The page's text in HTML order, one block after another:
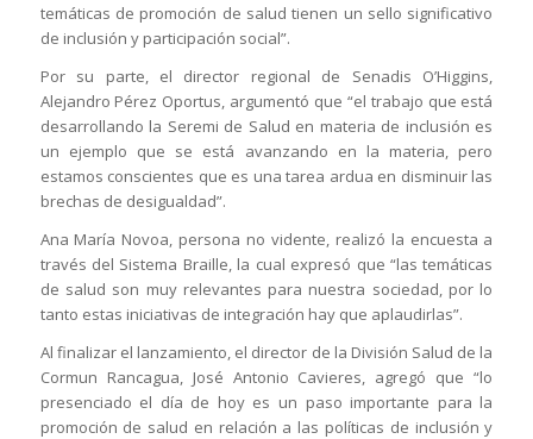
temáticas de promoción de salud tienen un sello significativo
de inclusión y participación social”.
Por su parte, el director regional de Senadis O’Higgins,
Alejandro Pérez Oportus, argumentó que “el trabajo que está
desarrollando la Seremi de Salud en materia de inclusión es
un ejemplo que se está avanzando en la materia, pero
estamos conscientes que es una tarea ardua en disminuir las
brechas de desigualdad”.
Ana María Novoa, persona no vidente, realizó la encuesta a
través del Sistema Braille, la cual expresó que “las temáticas
de salud son muy relevantes para nuestra sociedad, por lo
tanto estas iniciativas de integración hay que aplaudirlas”.
Al finalizar el lanzamiento, el director de la División Salud de la
Cormun Rancagua, José Antonio Cavieres, agregó que “lo
presenciado el día de hoy es un paso importante para la
promoción de salud en relación a las políticas de inclusión y